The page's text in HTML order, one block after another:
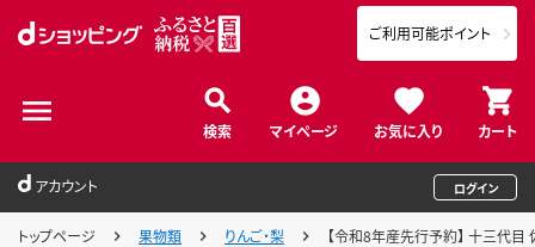
検索 マイページ お気に入り カート
ご利用可能ポイント
アカウント ログイン
トップページ 果物類 りんご・梨 【令和8年産先行予約】 十三代